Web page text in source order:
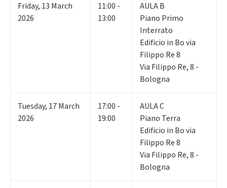
Friday, 13 March
2026
11:00 -
13:00
AULA B
Piano Primo
Interrato
Edificio in Bo via
Filippo Re 8
Via Filippo Re, 8 -
Bologna
Tuesday, 17March
2026
17:00 -
19:00
AULA C
Piano Terra
Edificio in Bo via
Filippo Re 8
Via Filippo Re, 8 -
Bologna